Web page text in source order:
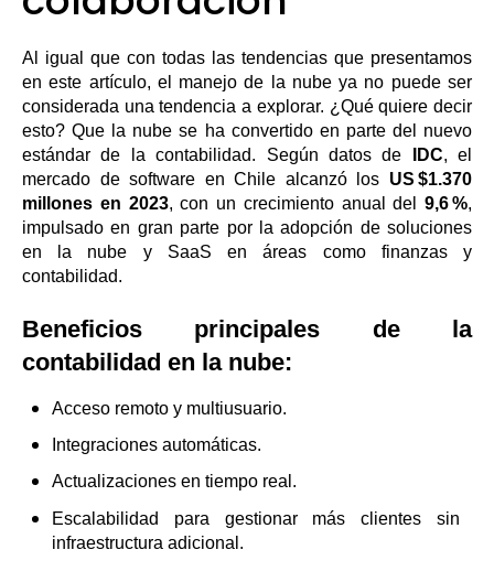
Al igual que con todas las tendencias que presentamos
en este artículo, el manejo de la nube ya no puede ser
considerada una tendencia a explorar. ¿Qué quiere decir
esto? Que la nube se ha convertido en parte del nuevo
estándar de la contabilidad. Según datos de
IDC, el
mercado de software en Chile alcanzó los US $1.370
millones en 2023, con un crecimiento anual del 9,6 %,
impulsado en gran parte por la adopción de soluciones
en la nube y SaaS en áreas como finanzas y
contabilidad.
Beneficios principales de la
contabilidad en la nube:
Acceso remoto y multiusuario.
Integraciones automáticas.
Actualizaciones en tiempo real.
Escalabilidad para gestionar más clientes sin
infraestructura adicional.